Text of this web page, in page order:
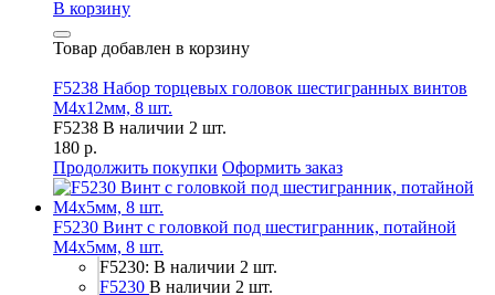
В корзину
Товар добавлен в корзину
F5238 Набор торцевых головок шестигранных винтов
M4x12мм, 8 шт.
F5238 В наличии 2 шт.
180 р.
Продолжить покупки Оформить заказ
F5230 Винт с головкой под шестигранник, потайной
М4х5мм, 8 шт.
F5230: В наличии 2 шт.
F5230 В наличии 2 шт.